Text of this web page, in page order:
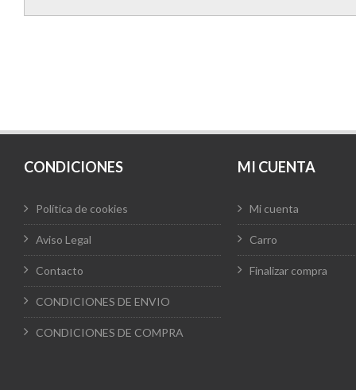
CONDICIONES
Política de cookies
Aviso Legal
Contacto
CONDICIONES DE ENVIO
CONDICIONES DE COMPRA
MI CUENTA
Mi cuenta
Carro
Finalizar compra